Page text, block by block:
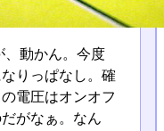
動かん。今度
りっぱなし。確
電圧はオンオフ
がなぁ。なん